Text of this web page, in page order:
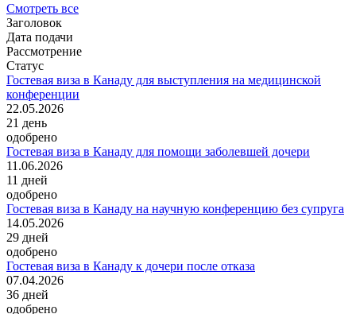
Смотреть все
Заголовок
Дата подачи
Рассмотрение
Статус
Гостевая виза в Канаду для выступления на медицинской
конференции
22.05.2026
21 день
одобрено
Гостевая виза в Канаду для помощи заболевшей дочери
11.06.2026
11 дней
одобрено
Гостевая виза в Канаду на научную конференцию без супруга
14.05.2026
29 дней
одобрено
Гостевая виза в Канаду к дочери после отказа
07.04.2026
36 дней
одобрено